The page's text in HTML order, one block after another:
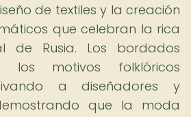
de textiles y la creación
que celebran la rica
de Rusia. Los bordados
los motivos folklóricos
a diseñadores y
que la moda